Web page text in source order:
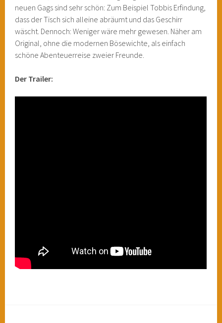
neuen Gags sind sehr schön: Zum Beispiel Tobbis Erfindung,
dass der Tisch sich alleine abräumt und das Geschirr
wäscht. Dennoch: Weniger wäre mehr gewesen. Näher am
Original, ohne die modernen Bösewichte, als einfach
schöne Abenteuerreise zweier Freunde.
Der Trailer: